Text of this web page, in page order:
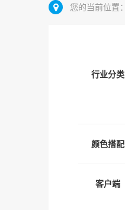
您的当前位置：
行业分类
颜色搭配
客户端